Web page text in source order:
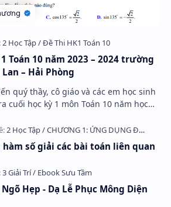
Toán 10 năm 2023 – 2024 trường
– Hải Phòng
quý thầy, cô giáo và các em học sinh
cuối học kỳ 1 môn Toán 10 năm học
số giải các bài toán liên quan
Hẹp - Dạ Lễ Phục Mông Diện